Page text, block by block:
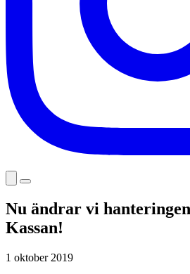
Nu ändrar vi
Kassan!
1 oktober 2019